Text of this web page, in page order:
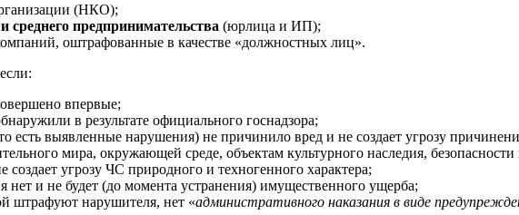
(НКО);
среднего предпринимательства (юрлица и ИП);
оштрафованные в качестве «должностных лиц».
впервые;
в результате официального госнадзора;
есть выявленные нарушения) не причинило вред и не создает угрозу
мира, окружающей среде, объектам культурного наследия, безопасности
создает угрозу ЧС природного и техногенного характера;
нет и не будет (до момента устранения) имущественного ущерба;
штрафуют нарушителя, нет «административного наказания в виде